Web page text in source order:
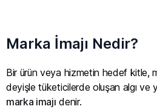
Marka İmajı Nedir?
Bir ürün veya hizmetin hedef kitle,
deyişle tüketicilerde oluşan algı ve
marka imajı denir.